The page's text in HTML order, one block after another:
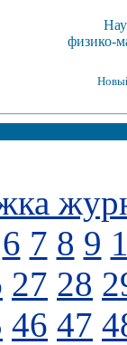
физико-
6 7 8 9
27 28
46 47